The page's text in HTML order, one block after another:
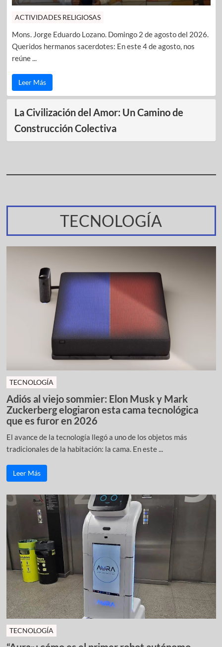
ACTIVIDADES RELIGIOSAS
Mons. Jorge Eduardo Lozano. Domingo 2 de agosto del 2026.
Queridos hermanos sacerdotes: En este 4 de agosto, nos
reúne ...
Leer Más
La Civilización del Amor: Un Camino de
Construcción Colectiva
TECNOLOGÍA
TECNOLOGÍA
Adiós al viejo sommier: Elon Musk y Mark
Zuckerberg elogiaron esta cama tecnológica
que es furor en 2026
El avance de la tecnología llegó a uno de los objetos más
tradicionales de la habitación: la cama. En este ...
Leer Más
TECNOLOGÍA